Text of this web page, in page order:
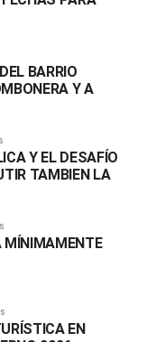
BARRIO
Y A
Y EL DESAFÍO
TAMBIEN LA
MÍNIMAMENTE
EN